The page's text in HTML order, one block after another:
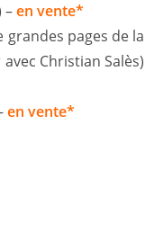
–en vente*
grandes pages de la
Christian Salès)
en vente*